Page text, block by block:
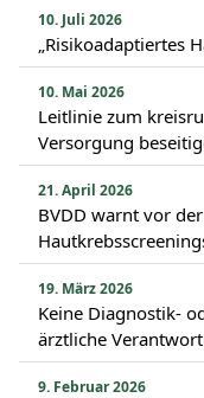
10. Juli 2026
„Risikoadaptiertes
10. Mai 2026
Leitlinie zum
Versorgung
21. April 2026
BVDD warnt vor
19. März 2026
Keine Diagnostik-
ärztliche
9. Februar 2026